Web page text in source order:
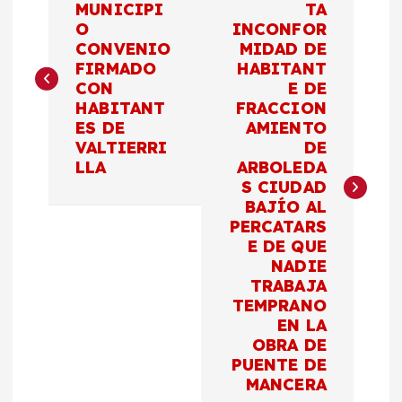
v
e
MUNICIPI
O
CONVENIO
FIRMADO
CON
HABITANT
ES DE
VALTIERRI
LLA
TA
INCONFOR
MIDAD DE
HABITANT
E DE
FRACCION
AMIENTO
DE
ARBOLEDA
S CIUDAD
BAJÍO AL
PERCATARS
E DE QUE
NADIE
TRABAJA
TEMPRANO
EN LA
OBRA DE
PUENTE DE
MANCERA